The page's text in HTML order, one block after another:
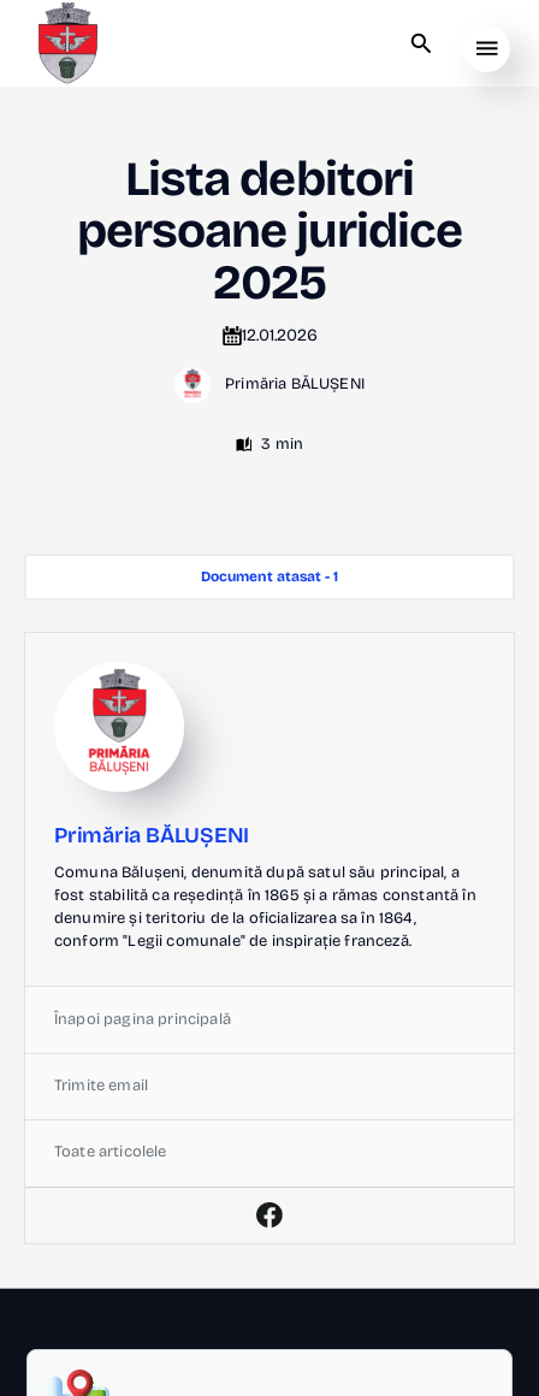
Lista debitori
persoane juridice
2025
12.01.2026
Primăria BĂLUȘENI
3 min
Document atasat - 1
Primăria BĂLUȘENI
Comuna Bălușeni, denumită după satul său principal, a
fost stabilită ca reședință în 1865 și a rămas constantă în
denumire și teritoriu de la oficializarea sa în 1864,
conform "Legii comunale" de inspirație franceză.
Înapoi pagina principală
Trimite email
Toate articolele